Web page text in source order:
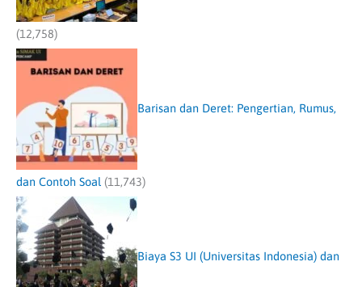
(12,758)
Barisan dan Deret: Pengertian, Rumus,
dan Contoh Soal (11,743)
Biaya S3 UI (Universitas Indonesia) dan